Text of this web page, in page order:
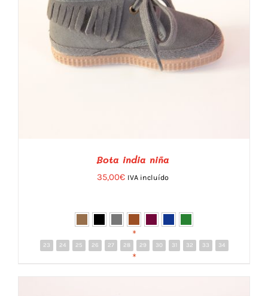
ESTEDETALLES
Bota india niña
35,00€ IVA incluído
*
23 24 25 26 27 28 29 30 31 32 33 34
*